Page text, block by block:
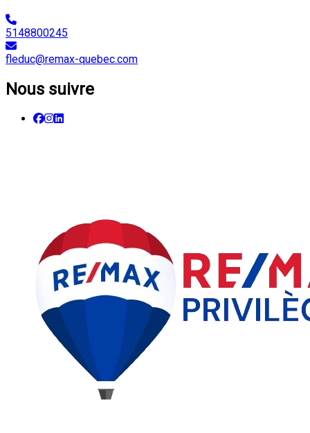
5148800245
fleduc@remax-quebec.com
Nous suivre